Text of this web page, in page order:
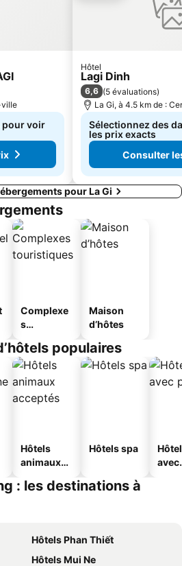
ville
pour voir
Hôtel
Lagi Dinh
6,6 (5 évaluations)
La Gi, à 4.5 km de :
Sélectionnez des
les prix exacts
Consulter
pour La Gi
Complexe
s
s
Maison
d’hôtes
populaires
Hôtels
animaux
Hôtels spa
avec
: les destinations à
Hôtels Phan Thiết
Hôtels Mui Ne